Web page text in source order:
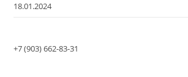
18.01.2024
+7 (903) 662-83-31